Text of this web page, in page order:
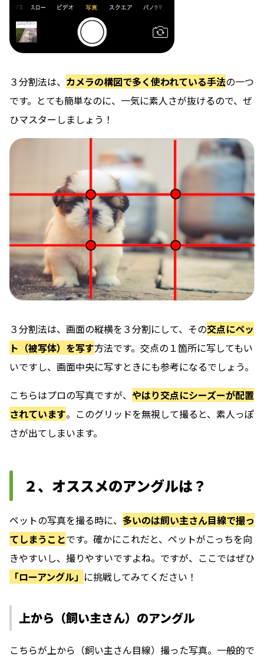
３分割法は、 カメラの構図で多く使われている手法の一つ
です。とても簡単なのに、一気に素人さが抜けるので、ぜ
ひマスターしましょう！
３分割法は、画面の縦横を３分割にして、その交点にペッ
ト（被写体）を写す方法です。交点の１箇所に写してもい
いですし、画面中央に写すときにも参考になるでしょう。
こちらはプロの写真ですが、 やはり交点にシーズーが配置
されています。このグリッドを無視して撮ると、素人っぽ
さが出てしまいます。
２、オススメのアングルは？
ペットの写真を撮る時に、 多いのは飼い主さん目線で撮っ
てしまうことです。確かにこれだと、ペットがこっちを向
きやすいし、撮りやすいですよね。ですが、ここではぜひ
「ローアングル」 に挑戦してみてください！
上から（飼い主さん）のアングル
こちらが上から（飼い主さん目線）撮った写真。一般的で